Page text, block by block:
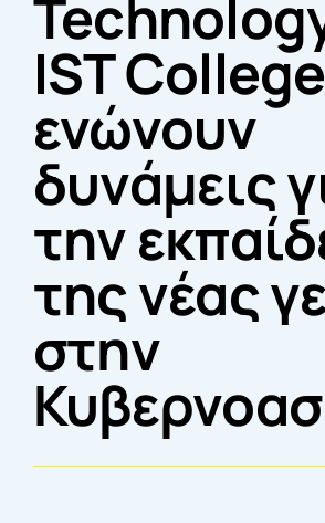
DIPLOMAS &
ΣΠΟΥΔΑΣΕ ΣΤΗΝ
IST College
ενώνουν
δυνάμεις
την
της νέας
στην